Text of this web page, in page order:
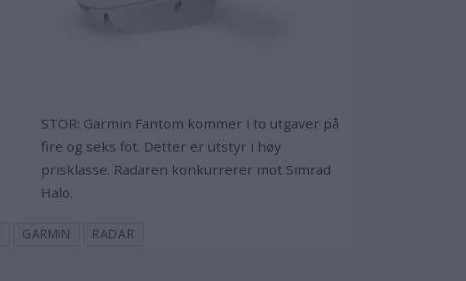
STOR: Garmin Fantom kommer i to utgaver på
fire og seks fot. Detter er utstyr i høy
prisklasse. Radaren konkurrerer mot Simrad
Halo.
GARMIN RADAR